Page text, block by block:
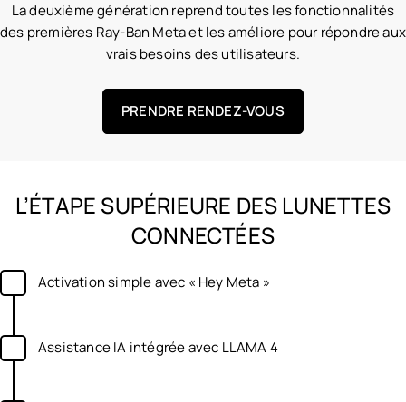
La deuxième génération reprend toutes les fonctionnalités
des premières Ray-Ban Meta et les améliore pour répondre aux
vrais besoins des utilisateurs.
PRENDRE RENDEZ-VOUS
L’ÉTAPE SUPÉRIEURE DES LUNETTES
CONNECTÉES
Activation simple avec « Hey Meta »
Assistance IA intégrée avec LLAMA 4